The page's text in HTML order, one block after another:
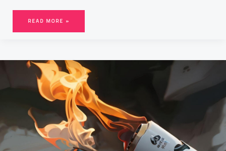
READ MORE »
LES
MEILLEURS
SPOTS
POUR
VOIR
LA
FLAMME
OLYMPIQUE
GIRONDE